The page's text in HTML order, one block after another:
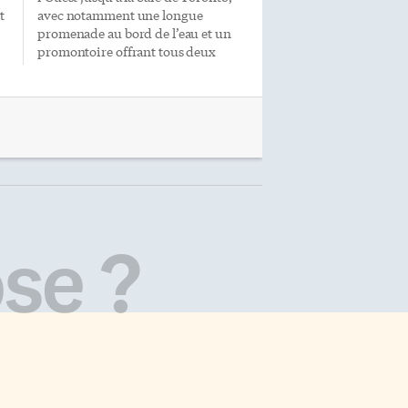
avec notamment une longue
promenade au bord de l’eau et un
promontoire offrant tous deux
angle entièrement nouveau», a
Toronto, le 24 juillet. «Ce qui était
autrefois un terrain industriel
devient à présent l’un des […]
?